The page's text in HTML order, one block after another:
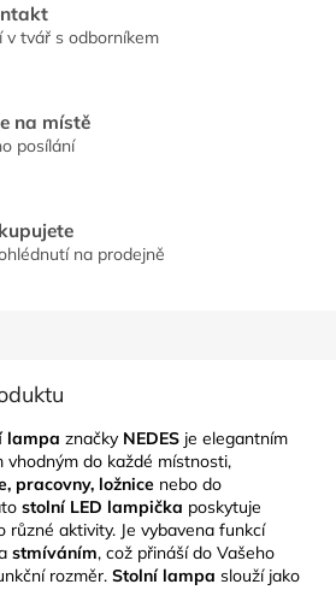
v tvář s odborníkem
na místě
posílání
na prodejně
lampa značky NEDES je elegantním
vhodným do každé místnosti,
pracovny, ložnice nebo do
stolní LED lampička poskytuje
různé aktivity. Je vybavena funkcí
stmíváním, což přináší do Vašeho
rozměr. Stolní lampa slouží jako